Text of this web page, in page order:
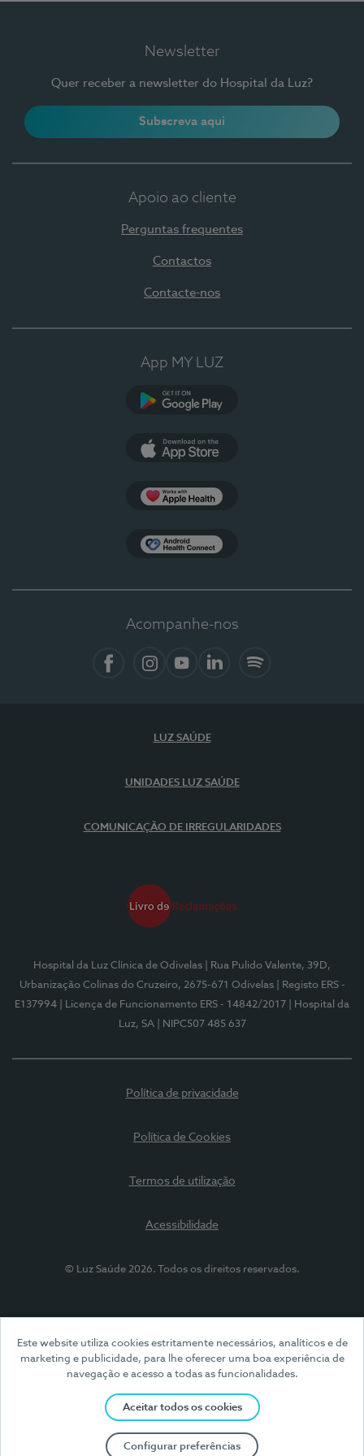
Este website utiliza cookies estritamente necessários, analíticos e de
marketing e publicidade, para lhe oferecer uma boa experiência de
navegação e acesso a todas as funcionalidades.
Aceitar todos os cookies
Configurar preferências
Newsletter
Quer receber a newsletter do Hospital da Luz?
Subscreva aqui
Apoio ao cliente
Perguntas frequentes
Contactos
Contacte-nos
App MY LUZ
Acompanhe-nos
LUZ SAÚDE
UNIDADES LUZ SAÚDE
COMUNICAÇÃO DE IRREGULARIDADES
Hospital da Luz Clínica de Odivelas
| Rua Pulido Valente, 39D,
Urbanização Colinas do Cruzeiro, 2675-671 Odivelas
| Registo ERS -
E137994
| Licença de Funcionamento ERS - 14842/2017
| Hospital da
Luz, SA
| NIPC507 485 637
Política de privacidade
Política de Cookies
Termos de utilização
Acessibilidade
© Luz Saúde 2026. Todos os direitos reservados.